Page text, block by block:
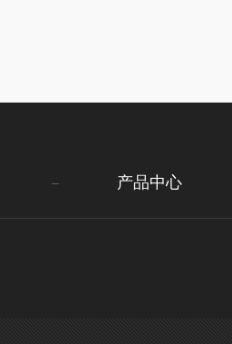
产品中心